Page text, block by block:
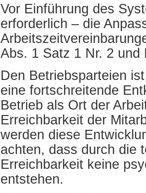
Vor Einführung des
erforderlich – die
Abs. 1 Satz 1 Nr. 2 und
Den Betriebsparteien
eine fortschreitende
Betrieb als Ort der
Erreichbarkeit der
werden diese
achten, dass durch die
Erreichbarkeit keine
entstehen.